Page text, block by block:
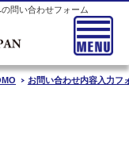
問い合わせフォーム
お問い合わせ内容入力フ